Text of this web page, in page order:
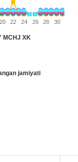
MCHJ XK
jamiyati
ЧЕК…
20 22 24 26 28 30